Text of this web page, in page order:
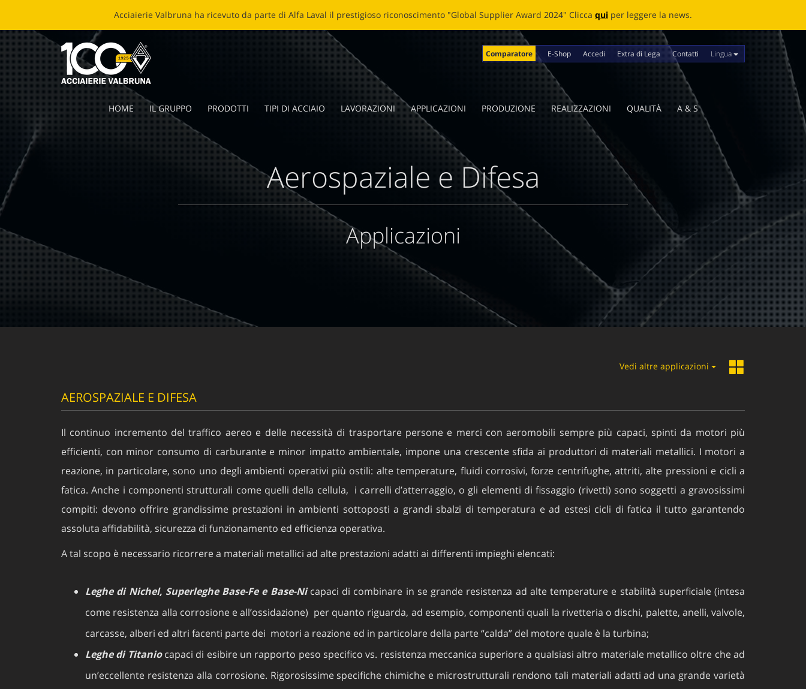
ECOBLADE: NUOVA VITA ALLE LAME SPEZZATE Cliccaquiper leggere la news.
Comparatore E-Shop Accedi Extra di Lega Contatti Lingua
HOME IL GRUPPO PRODOTTI TIPI DI ACCIAIO LAVORAZIONI APPLICAZIONI PRODUZIONE REALIZZAZIONI QUALITÀ A & S
Aerospaziale e Difesa
Applicazioni
Vedi altre applicazioni
AEROSPAZIALE E DIFESA
Il continuo incremento del traffico aereo e delle necessità di trasportare persone e merci con aeromobili sempre più capaci, spinti da motori più
efficienti, con minor consumo di carburante e minor impatto ambientale, impone una crescente sfida ai produttori di materiali metallici. I motori a
reazione, in particolare, sono uno degli ambienti operativi più ostili: alte temperature, fluidi corrosivi, forze centrifughe, attriti, alte pressioni e cicli a
fatica. Anche i componenti strutturali come quelli della cellula, i carrelli d’atterraggio, o gli elementi di fissaggio (rivetti) sono soggetti a gravosissimi
compiti: devono offrire grandissime prestazioni in ambienti sottoposti a grandi sbalzi di temperatura e ad estesi cicli di fatica il tutto garantendo
assoluta affidabilità, sicurezza di funzionamento ed efficienza operativa.
A tal scopo è necessario ricorrere a materiali metallici ad alte prestazioni adatti ai differenti impieghi elencati:
Leghe di Nichel, Superleghe Base-Fe e Base-Nicapaci di combinare in se grande resistenza ad alte temperature e stabilità superficiale (intesa
come resistenza alla corrosione e all’ossidazione) per quanto riguarda, ad esempio, componenti quali la rivetteria o dischi, palette, anelli, valvole,
carcasse, alberi ed altri facenti parte dei motori a reazione ed in particolare della parte “calda” del motore quale è la turbina;
Leghe di Titaniocapaci di esibire un rapporto peso specifico vs. resistenza meccanica superiore a qualsiasi altro materiale metallico oltre che ad
un’eccellente resistenza alla corrosione. Rigorosissime specifiche chimiche e microstrutturali rendono tali materiali adatti ad una grande varietà